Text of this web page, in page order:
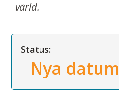
värld.
Status:
Nya